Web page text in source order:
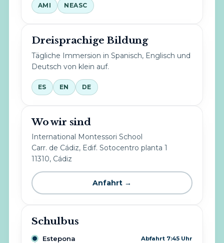
AMI NEASC
Dreisprachige Bildung
Tägliche Immersion in Spanisch, Englisch und
Deutsch von klein auf.
ES EN DE
Wo wir sind
International Montessori School
Carr. de Cádiz, Edif. Sotocentro planta 1
11310, Cádiz
Anfahrt →
Schulbus
Estepona Abfahrt 7:45 Uhr